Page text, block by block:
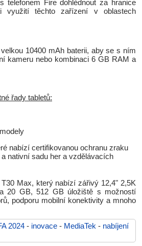
telefonem Fire dohlédnout za hranice
využití těchto zařízení v oblastech
10400 mAh baterii, aby se s ním
kameru nebo kombinaci 6 GB RAM a
řady tabletů:
nabízí certifikovanou ochranu zraku
nativní sadu her a vzdělávacích
Max, který nabízí zářivý 12,4" 2,5K
20 GB, 512 GB úložiště s možností
podporu mobilní konektivity a mnoho
2024 - inovace - MediaTek - nabíjení